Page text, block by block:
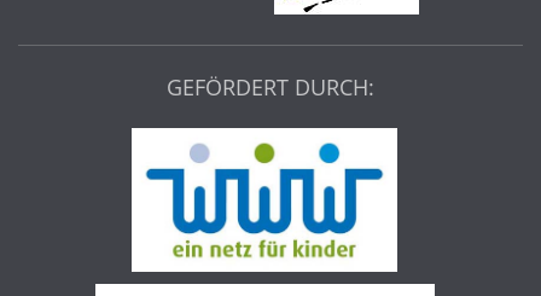
GEFÖRDERT DURCH: